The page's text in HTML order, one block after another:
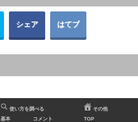
シェア はてブ
使い方を調べる
基本
コメント
その他
TOP